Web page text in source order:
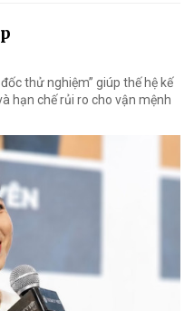
thử nghiệm” giúp thế hệ kế
hạn chế rủi ro cho vận mệnh